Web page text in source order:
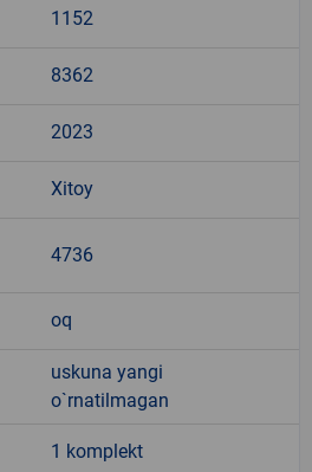
1152
8362
2023
Xitoy
4736
oq
uskuna yangi
o`rnatilmagan
1 komplekt